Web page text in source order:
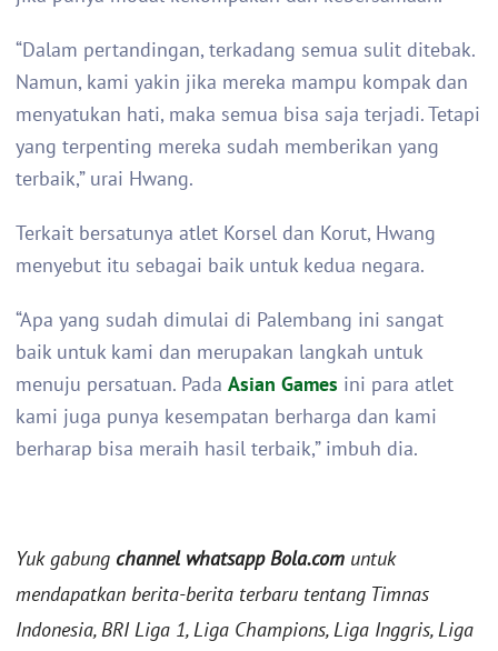
“Dalam pertandingan, terkadang semua sulit ditebak.
Namun, kami yakin jika mereka mampu kompak dan
menyatukan hati, maka semua bisa saja terjadi. Tetapi
yang terpenting mereka sudah memberikan yang
terbaik,” urai Hwang.
Terkait bersatunya atlet Korsel dan Korut, Hwang
menyebut itu sebagai baik untuk kedua negara.
“Apa yang sudah dimulai di Palembang ini sangat
baik untuk kami dan merupakan langkah untuk
menuju persatuan. Pada Asian Games ini para atlet
kami juga punya kesempatan berharga dan kami
berharap bisa meraih hasil terbaik,” imbuh dia.
Yuk gabung channel whatsapp Bola.com untuk
mendapatkan berita-berita terbaru tentang Timnas
Indonesia, BRI Liga 1, Liga Champions, Liga Inggris, Liga